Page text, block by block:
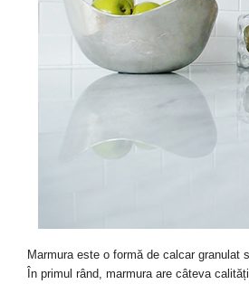
Marmura este o formă de calcar
În primul rând, marmura are câteva